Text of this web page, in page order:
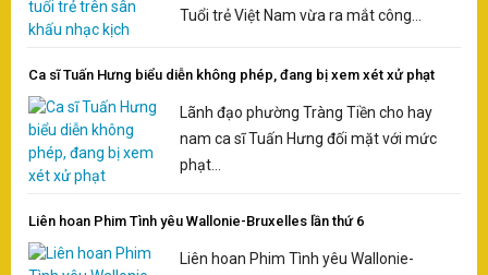
Tuổi trẻ Việt Nam vừa ra mắt công...
Ca sĩ Tuấn Hưng biểu diễn không phép, đang bị xem xét xử phạt
Lãnh đạo phường Tràng Tiền cho hay
nam ca sĩ Tuấn Hưng đối mặt với mức
phạt...
Liên hoan Phim Tình yêu Wallonie-Bruxelles lần thứ 6
Liên hoan Phim Tình yêu Wallonie-